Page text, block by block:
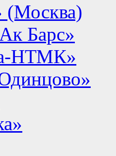
(Москва)
Барс»
НТМК»